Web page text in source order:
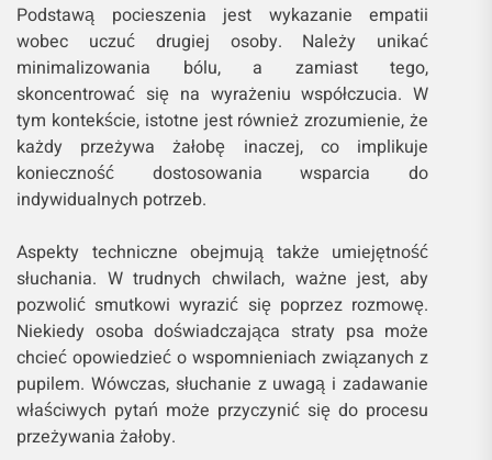
Podstawą pocieszenia jest wykazanie empatii
wobec uczuć drugiej osoby. Należy unikać
minimalizowania bólu, a zamiast tego,
skoncentrować się na wyrażeniu współczucia. W
tym kontekście, istotne jest również zrozumienie, że
każdy przeżywa żałobę inaczej, co implikuje
konieczność dostosowania wsparcia do
indywidualnych potrzeb.
Aspekty techniczne obejmują także umiejętność
słuchania. W trudnych chwilach, ważne jest, aby
pozwolić smutkowi wyrazić się poprzez rozmowę.
Niekiedy osoba doświadczająca straty psa może
chcieć opowiedzieć o wspomnieniach związanych z
pupilem. Wówczas, słuchanie z uwagą i zadawanie
właściwych pytań może przyczynić się do procesu
przeżywania żałoby.